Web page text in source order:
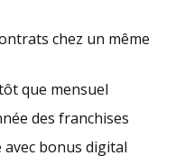
chez un même
que mensuel
des franchises
bonus digital